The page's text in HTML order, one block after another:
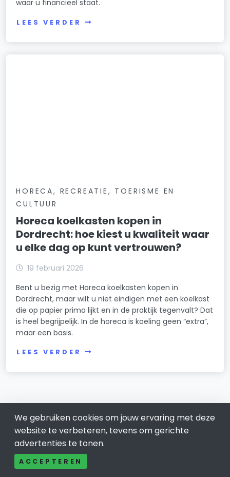
waar u financieel staat.
LEES VERDER
HORECA, RECREATIE, TOERISME EN
CULTUUR
Horeca koelkasten kopen in
Dordrecht: hoe kiest u kwaliteit waar
u elke dag op kunt vertrouwen?
19 februari 2026
Bent u bezig met Horeca koelkasten kopen in
Dordrecht, maar wilt u niet eindigen met een koelkast
die op papier prima lijkt en in de praktijk tegenvalt? Dat
is heel begrijpelijk. In de horeca is koeling geen “extra”,
maar een basis.
LEES VERDER
We gebruiken cookies om jouw ervaring met deze
website te verbeteren, tevens om gerichte
advertenties te tonen.
ACCEPTEREN